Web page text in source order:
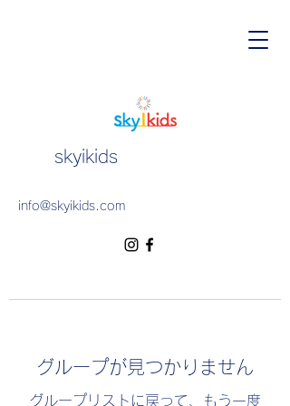
skyikids
info@skyikids.com
グループが見つかりません
グループリストに戻って、もう一度